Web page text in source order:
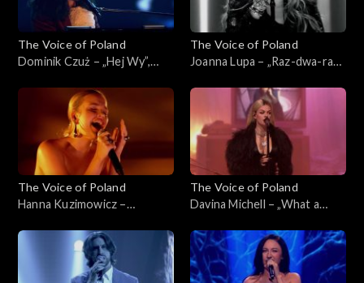
The Voice of Poland
Dominik Czuż – „Hej Wy”,
8 listopada 2025
The Voice of Poland
Joanna Lupa – „Raz-dwa-raz-
Live 1, 8 listopada 2025
The Voice of Poland
Hanna Kuzimowicz –
Voice of Poland”, Live 1, 8
listopada 2025
The Voice of Poland
Davina Michell – „What a
Poland”, Live 1, 8 listopada
2025